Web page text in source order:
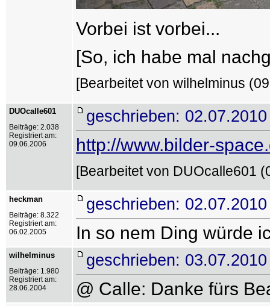
Vorbei ist vorbei...
[So, ich habe mal
[Bearbeitet von wilhelminus
DUOcalle601
Beiträge: 2.038
Registriert am:
09.06.2006
geschrieben:
http://www.bilder-
[Bearbeitet von DUOcalle601
heckman
Beiträge: 8.322
Registriert am:
06.02.2005
geschrieben:
In so nem Ding würde
wilhelminus
Beiträge: 1.980
Registriert am:
28.06.2004
geschrieben:
@ Calle: Danke fürs